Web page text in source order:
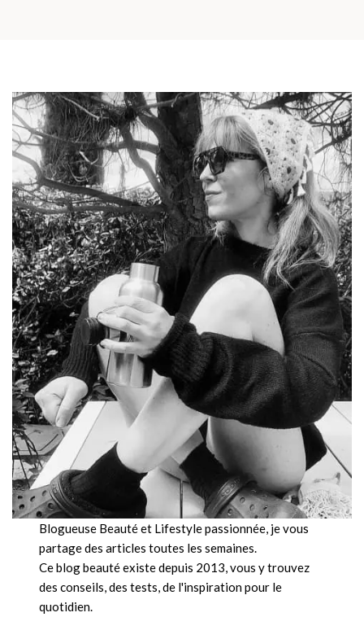
Blogueuse Beauté et Lifestyle passionnée, je vous
partage des articles toutes les semaines.
Ce blog beauté existe depuis 2013, vous y trouvez
des conseils, des tests, de l'inspiration pour le
quotidien.